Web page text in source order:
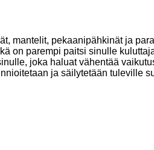
mantelit, pekaanipähkinät ja
on parempi paitsi sinulle
joka haluat vähentää
ja säilytetään tuleville